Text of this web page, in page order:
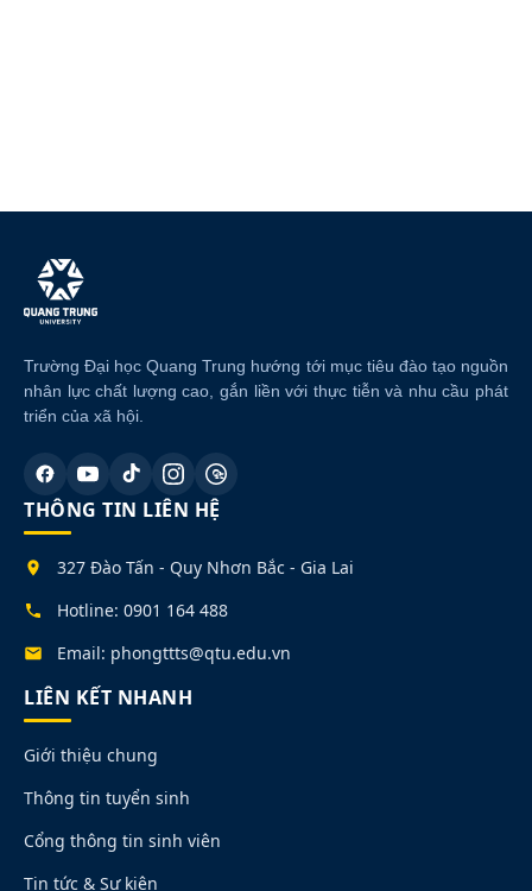
Trường Đại học Quang Trung hướng tới mục tiêu đào tạo nguồn
nhân lực chất lượng cao, gắn liền với thực tiễn và nhu cầu phát
triển của xã hội.
THÔNG TIN LIÊN HỆ
327 Đào Tấn - Quy Nhơn Bắc - Gia Lai
Hotline: 0901 164 488
Email: phongttts@qtu.edu.vn
LIÊN KẾT NHANH
Giới thiệu chung
Thông tin tuyển sinh
Cổng thông tin sinh viên
Tin tức & Sự kiện